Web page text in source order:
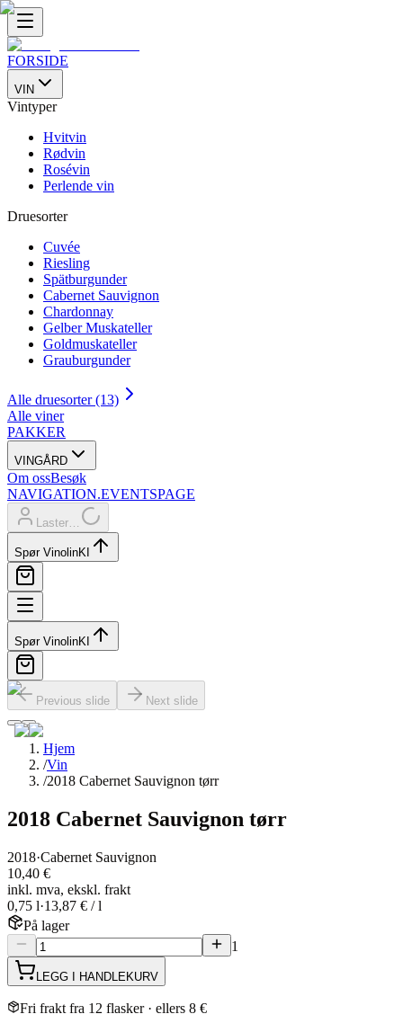
FORSIDE
VIN
Vintyper
Hvitvin
Rødvin
Rosévin
Perlende vin
Druesorter
Cuvée
Riesling
Spätburgunder
Cabernet Sauvignon
Chardonnay
Gelber Muskateller
Goldmuskateller
Grauburgunder
Alle druesorter (13)
Alle viner
PAKKER
VINGÅRD
Om ossBesøk
NAVIGATION.EVENTSPAGE
Laster…
Spør VinolinKI
Spør VinolinKI
Previous slide Next slide
Hjem
/Vin
/2018 Cabernet Sauvignon tørr
2018 Cabernet Sauvignon tørr
2018·Cabernet Sauvignon
10,40 €
inkl. mva, ekskl. frakt
0,75 l·13,87 € / l
På lager
1
LEGG I HANDLEKURV
Fri frakt fra 12 flasker · ellers 8 €